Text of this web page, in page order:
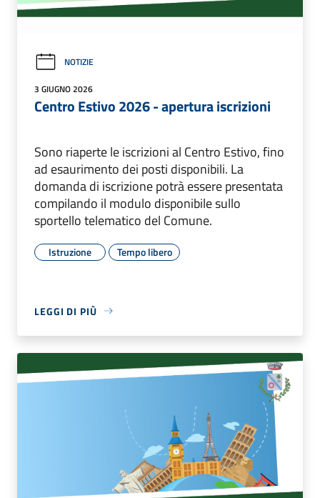
NOTIZIE
3 GIUGNO 2026
Centro Estivo 2026 - apertura iscrizioni
Sono riaperte le iscrizioni al Centro Estivo, fino
ad esaurimento dei posti disponibili. La
domanda di iscrizione potrà essere presentata
compilando il modulo disponibile sullo
sportello telematico del Comune.
Istruzione Tempo libero
LEGGI DI PIÙ